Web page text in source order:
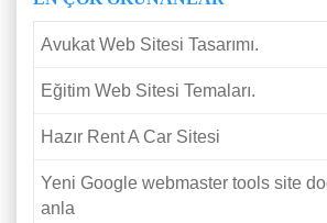
Avukat Web Sitesi Tasarımı.
Eğitim Web Sitesi Temaları.
Hazır Rent A Car Sitesi
Yeni Google webmaster tools site
anla